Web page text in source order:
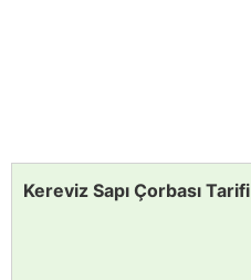
Kereviz Sapı Çorbası Tarifi